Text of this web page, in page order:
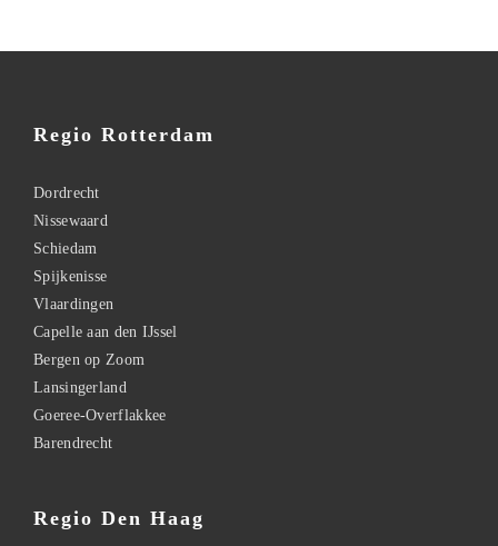
Regio Rotterdam
Dordrecht
Nissewaard
Schiedam
Spijkenisse
Vlaardingen
Capelle aan den IJssel
Bergen op Zoom
Lansingerland
Goeree-Overflakkee
Barendrecht
Regio Den Haag